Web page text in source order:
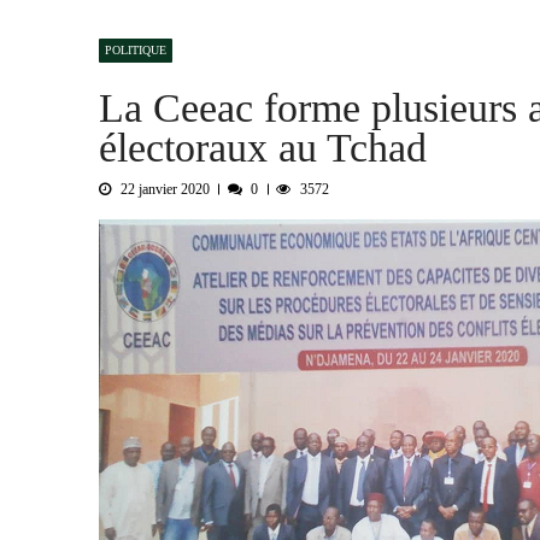
Sénégal : trois influenceurs écopent de
Bongor : la Maison de la Culture
POLITIQUE
La Ceeac forme plusieurs
électoraux au Tchad
22 janvier 2020 0 3572